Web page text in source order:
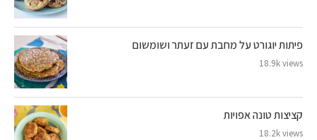
פיתות יוגורט על מחבת עם זעתר ושומשום
18.9k views
קציצות טונה אפויות
18.2k views